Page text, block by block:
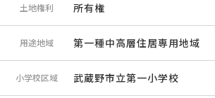
土地権利 所有権
用途地域 第一種中高層住居専用地域
小学校区域 武蔵野市立第一小学校